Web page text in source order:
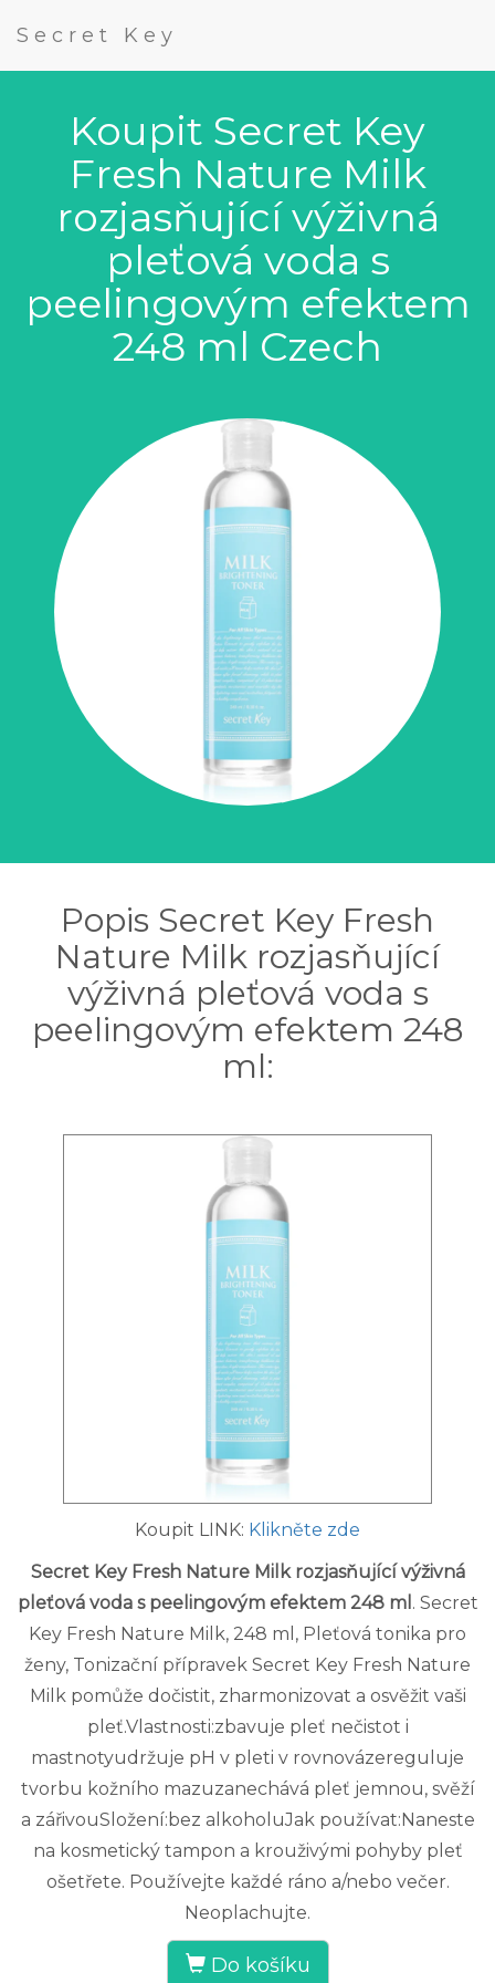
Secret Key
Koupit Secret Key
Fresh Nature Milk
rozjasňující výživná
pleťová voda s
peelingovým efektem
248 ml Czech
Popis Secret Key Fresh
Nature Milk rozjasňující
výživná pleťová voda s
peelingovým efektem 248
ml:
Koupit LINK: Klikněte zde
Secret Key Fresh Nature Milk rozjasňující výživná
pleťová voda s peelingovým efektem 248 ml . Secret
Key Fresh Nature Milk, 248 ml, Pleťová tonika pro
ženy, Tonizační přípravek Secret Key Fresh Nature
Milk pomůže dočistit, zharmonizovat a osvěžit vaši
pleť.Vlastnosti:zbavuje pleť nečistot i
mastnotyudržuje pH v pleti v rovnovázereguluje
tvorbu kožního mazuzanechává pleť jemnou, svěží
a zářivouSložení:bez alkoholuJak používat:Naneste
na kosmetický tampon a krouživými pohyby pleť
ošetřete. Používejte každé ráno a/nebo večer.
Neoplachujte.
Do košíku